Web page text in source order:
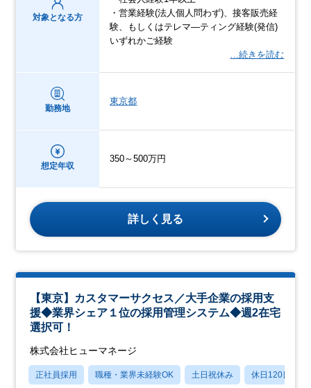
対象となる方
・営業経験(法人個人問わず)、接客販売経
験、もしくはテレマ―ティング経験(発信)
いずれかご経験
…続きを読む
勤務地
東京都
想定年収
350～500万円
詳しく見る
【東京】カスタマーサクセス／大手企業の採用支
援◆業界シェア１位の採用管理システム◆週2在宅
選択可！
株式会社ヒューマネージ
正社員採用 職種・業界未経験OK 土日祝休み 休日120日以上